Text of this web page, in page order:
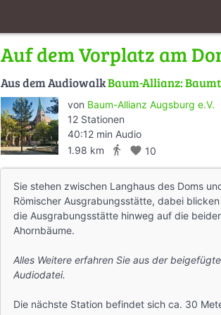
Auf dem Vorplatz am
Aus dem AudiowalkBaum-Allianz:
von Baum-Allianz Augsburg e.V.
12 Stationen
40:12 min Audio
1.98 km
directions_walk favorite 10
Sie stehen zwischen Langhaus des Doms
Römischer Ausgrabungsstätte, dabei
die Ausgrabungsstätte hinweg auf die
Ahornbäume.
Alles Weitere erfahren Sie aus der
Audiodatei.
Die nächste Station befindet sich ca. 30